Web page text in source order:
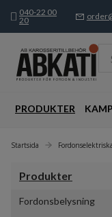
040-22 00
20
PRODUKTER
Startsida
Produkter
Fordonsbelysning